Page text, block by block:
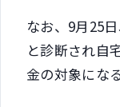
なお、9月25
と診断され自
金の対象にな